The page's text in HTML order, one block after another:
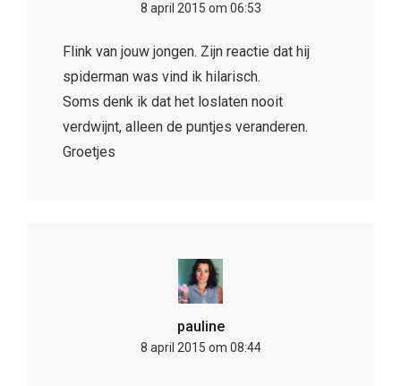
8 april 2015 om 06:53
Flink van jouw jongen. Zijn reactie dat hij
spiderman was vind ik hilarisch.
Soms denk ik dat het loslaten nooit
verdwijnt, alleen de puntjes veranderen.
Groetjes
pauline
8 april 2015 om 08:44